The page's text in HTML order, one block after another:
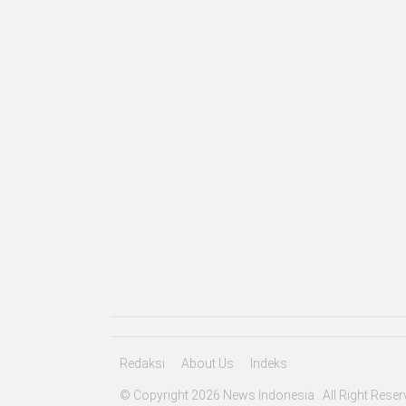
Redaksi About Us Indeks
© Copyright 2026 News Indonesia . All Right